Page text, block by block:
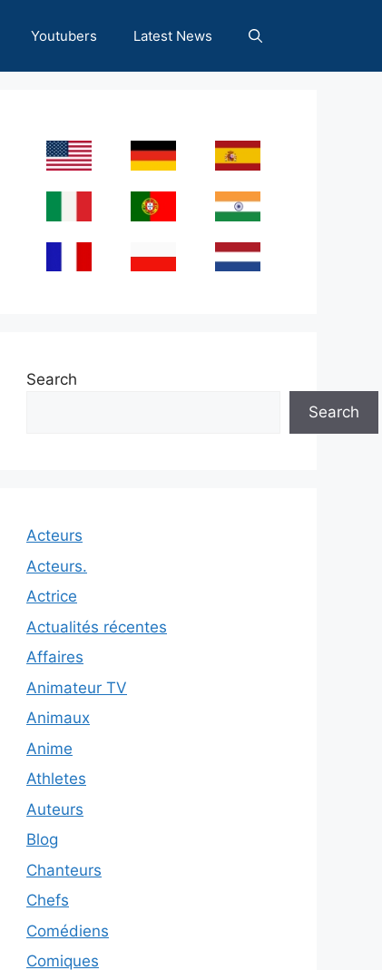
Youtubers Latest News
Search
Search
Acteurs
Acteurs.
Actrice
Actualités récentes
Affaires
Animateur TV
Animaux
Anime
Athletes
Auteurs
Blog
Chanteurs
Chefs
Comédiens
Comiques